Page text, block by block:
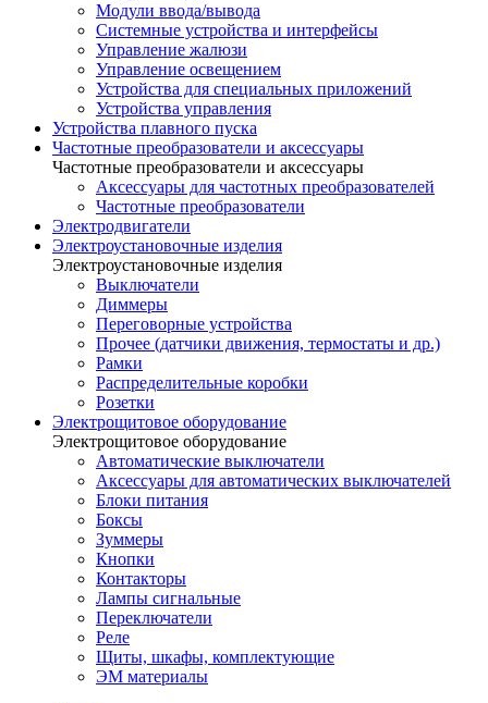
Модули ввода/вывода
Системные устройства и интерфейсы
Управление жалюзи
Управление освещением
Устройства для специальных приложений
Устройства управления
Устройства плавного пуска
Частотные преобразователи и аксессуары
Частотные преобразователи и аксессуары
Аксессуары для частотных преобразователей
Частотные преобразователи
Электродвигатели
Электроустановочные изделия
Электроустановочные изделия
Выключатели
Диммеры
Переговорные устройства
Прочее (датчики движения, термостаты и др.)
Рамки
Распределительные коробки
Розетки
Электрощитовое оборудование
Электрощитовое оборудование
Автоматические выключатели
Аксессуары для автоматических выключателей
Блоки питания
Боксы
Зуммеры
Кнопки
Контакторы
Лампы сигнальные
Переключатели
Реле
Щиты, шкафы, комплектующие
ЭМ материалы